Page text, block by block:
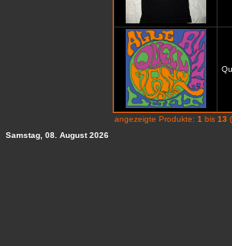
angezeigte Produkte: 1 bis 13
Samstag, 08. August 2026